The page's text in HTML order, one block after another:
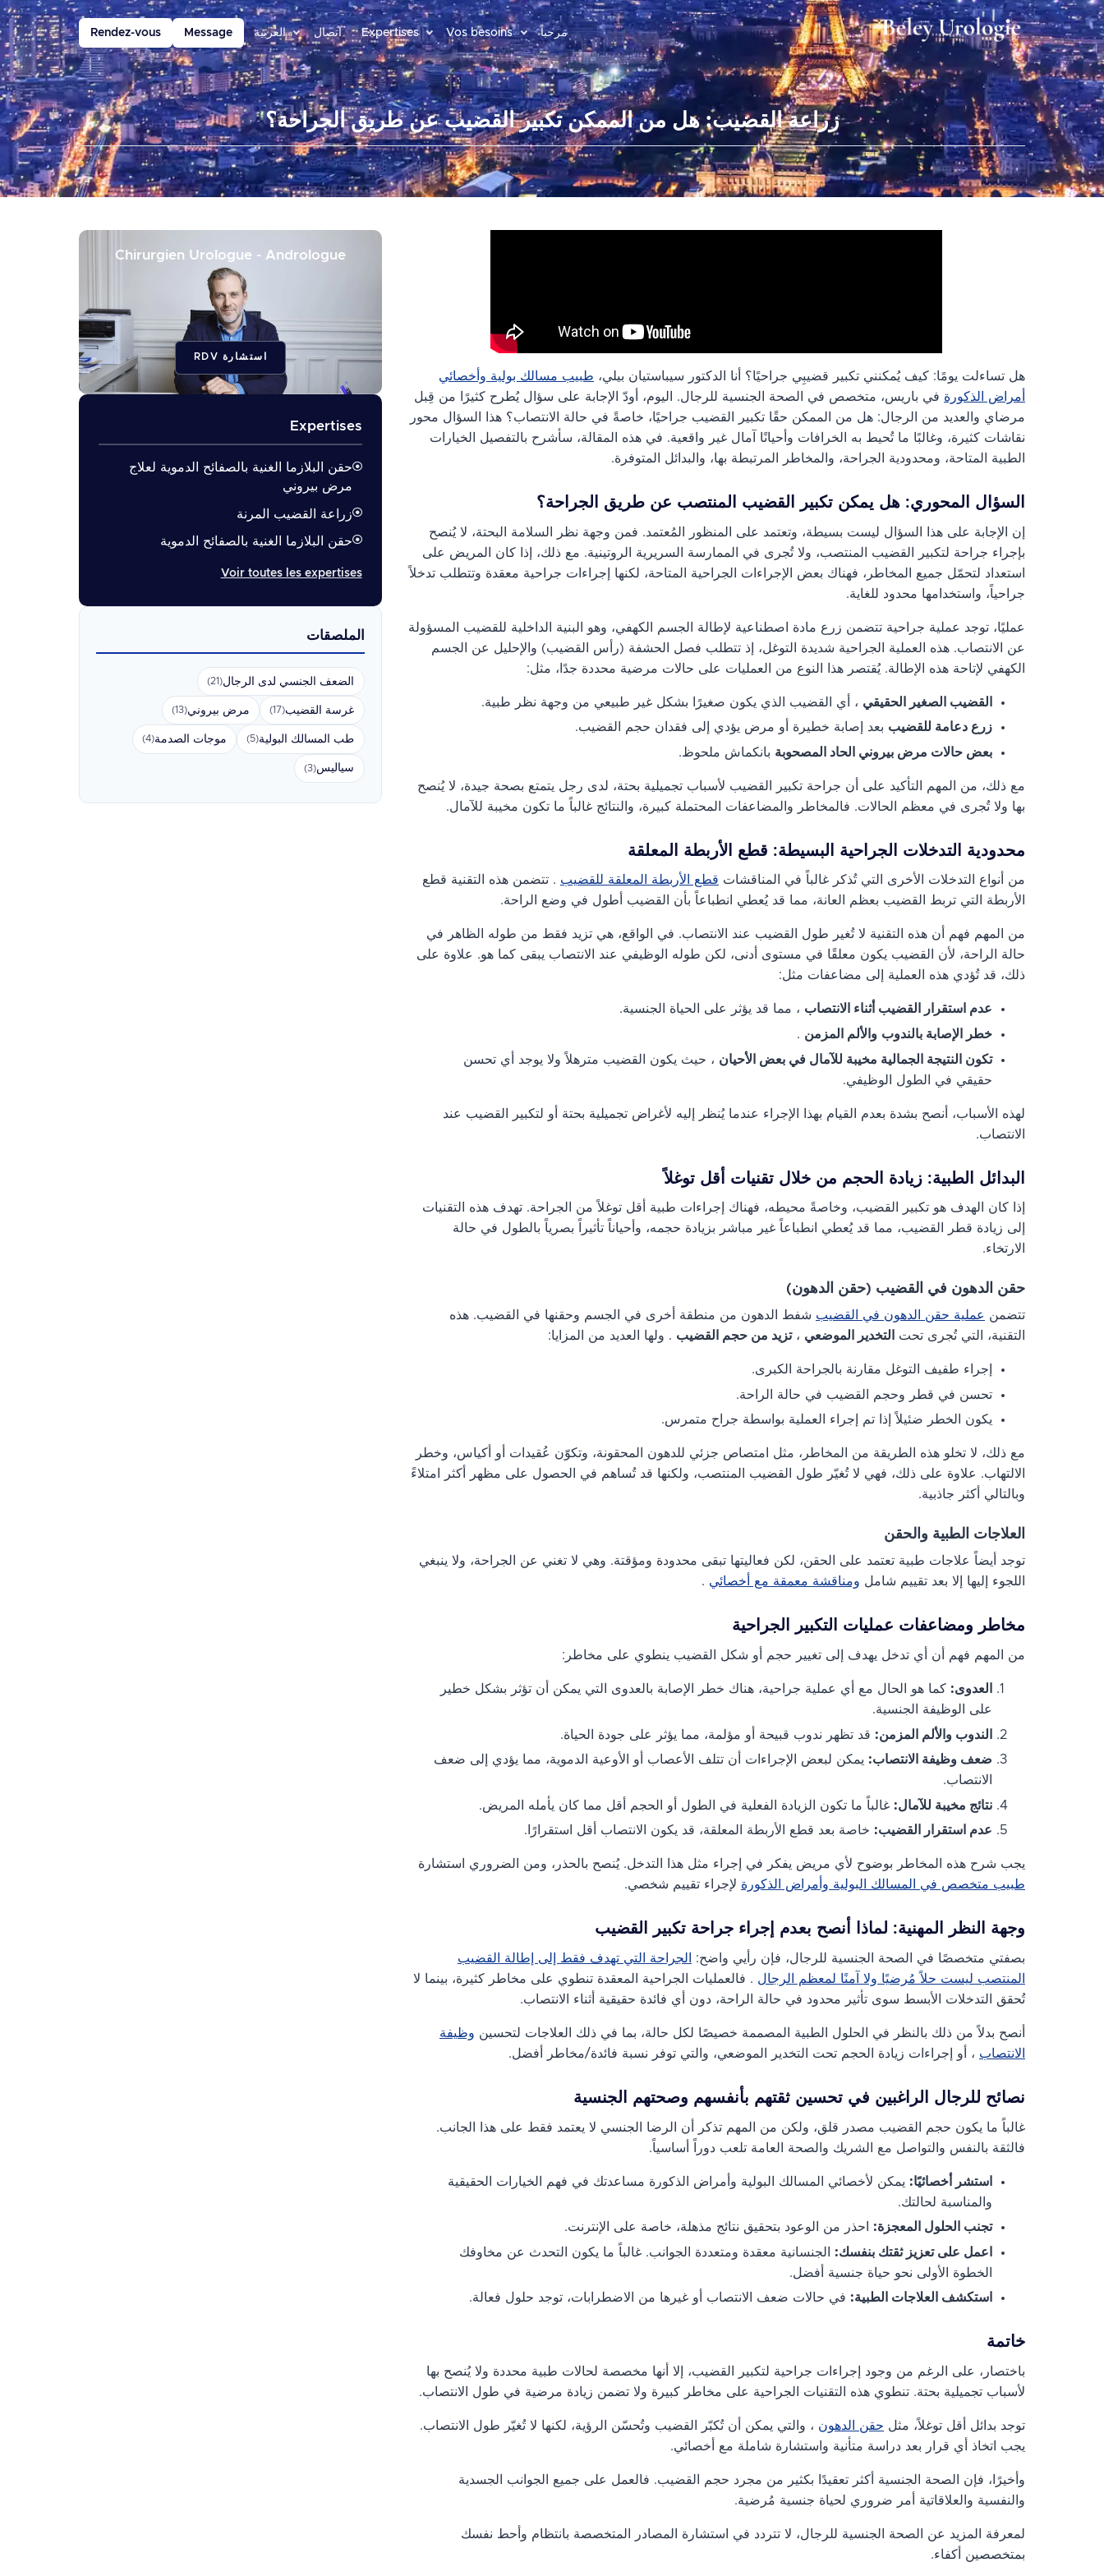
مرحباً Vos besoins
Expertises اتصال العربية Message
Rendez-vous
زراعة القضيب: هل من الممكن تكبير القضيب عن طريق الجراحة؟
هل تساءلت يومًا: كيف يُمكنني تكبير قضيبِي جراحيًا؟ أنا الدكتور سيباستيان بيلي، طبيب مسالك بولية وأخصائي
أمراض الذكورة في باريس، متخصص في الصحة الجنسية للرجال. اليوم، أودّ الإجابة على سؤال يُطرح كثيرًا من قِبل
مرضاي والعديد من الرجال: هل من الممكن حقًا تكبير القضيب جراحيًا، خاصةً في حالة الانتصاب؟ هذا السؤال محور
نقاشات كثيرة، وغالبًا ما تُحيط به الخرافات وأحيانًا آمال غير واقعية. في هذه المقالة، سأشرح بالتفصيل الخيارات
الطبية المتاحة، ومحدودية الجراحة، والمخاطر المرتبطة بها، والبدائل المتوفرة.
السؤال المحوري: هل يمكن تكبير القضيب المنتصب عن طريق الجراحة؟
إن الإجابة على هذا السؤال ليست بسيطة، وتعتمد على المنظور المُعتمد. فمن وجهة نظر السلامة البحتة، لا يُنصح
بإجراء جراحة لتكبير القضيب المنتصب، ولا تُجرى في الممارسة السريرية الروتينية. مع ذلك، إذا كان المريض على
استعداد لتحمّل جميع المخاطر، فهناك بعض الإجراءات الجراحية المتاحة، لكنها إجراءات جراحية معقدة وتتطلب تدخلاً
جراحياً، واستخدامها محدود للغاية.
عمليًا، توجد عملية جراحية تتضمن زرع مادة اصطناعية لإطالة الجسم الكهفي، وهو البنية الداخلية للقضيب المسؤولة
عن الانتصاب. هذه العملية الجراحية شديدة التوغل، إذ تتطلب فصل الحشفة (رأس القضيب) والإحليل عن الجسم
الكهفي لإتاحة هذه الإطالة. يُقتصر هذا النوع من العمليات على حالات مرضية محددة جدًا، مثل:
القضيب الصغير الحقيقي ، أي القضيب الذي يكون صغيرًا بشكل غير طبيعي من وجهة نظر طبية.
زرع دعامة للقضيب بعد إصابة خطيرة أو مرض يؤدي إلى فقدان حجم القضيب.
بعض حالات مرض بيروني الحاد المصحوبة بانكماش ملحوظ.
مع ذلك، من المهم التأكيد على أن جراحة تكبير القضيب لأسباب تجميلية بحتة، لدى رجل يتمتع بصحة جيدة، لا يُنصح
بها ولا تُجرى في معظم الحالات. فالمخاطر والمضاعفات المحتملة كبيرة، والنتائج غالباً ما تكون مخيبة للآمال.
محدودية التدخلات الجراحية البسيطة: قطع الأربطة المعلقة
من أنواع التدخلات الأخرى التي تُذكر غالباً في المناقشات قطع الأربطة المعلقة للقضيب . تتضمن هذه التقنية قطع
الأربطة التي تربط القضيب بعظم العانة، مما قد يُعطي انطباعاً بأن القضيب أطول في وضع الراحة.
من المهم فهم أن هذه التقنية لا تُغير طول القضيب عند الانتصاب. في الواقع، هي تزيد فقط من طوله الظاهر في
حالة الراحة، لأن القضيب يكون معلقًا في مستوى أدنى، لكن طوله الوظيفي عند الانتصاب يبقى كما هو. علاوة على
ذلك، قد تُؤدي هذه العملية إلى مضاعفات مثل:
عدم استقرار القضيب أثناء الانتصاب ، مما قد يؤثر على الحياة الجنسية.
خطر الإصابة بالندوب والألم المزمن .
تكون النتيجة الجمالية مخيبة للآمال في بعض الأحيان ، حيث يكون القضيب مترهلاً ولا يوجد أي تحسن
حقيقي في الطول الوظيفي.
لهذه الأسباب، أنصح بشدة بعدم القيام بهذا الإجراء عندما يُنظر إليه لأغراض تجميلية بحتة أو لتكبير القضيب عند
الانتصاب.
البدائل الطبية: زيادة الحجم من خلال تقنيات أقل توغلاً
إذا كان الهدف هو تكبير القضيب، وخاصةً محيطه، فهناك إجراءات طبية أقل توغلاً من الجراحة. تهدف هذه التقنيات
إلى زيادة قطر القضيب، مما قد يُعطي انطباعاً غير مباشر بزيادة حجمه، وأحياناً تأثيراً بصرياً بالطول في حالة
الارتخاء.
حقن الدهون في القضيب (حقن الدهون)
تتضمن عملية حقن الدهون في القضيب شفط الدهون من منطقة أخرى في الجسم وحقنها في القضيب. هذه
التقنية، التي تُجرى تحت
التخدير الموضعي ،تزيد من حجم القضيب . ولها العديد من المزايا:
إجراء طفيف التوغل مقارنة بالجراحة الكبرى.
تحسن في قطر وحجم القضيب في حالة الراحة.
يكون الخطر ضئيلاً إذا تم إجراء العملية بواسطة جراح متمرس.
مع ذلك، لا تخلو هذه الطريقة من المخاطر، مثل امتصاص جزئي للدهون المحقونة، وتكوّن عُقيدات أو أكياس، وخطر
الالتهاب. علاوة على ذلك، فهي لا تُغيّر طول القضيب المنتصب، ولكنها قد تُساهم في الحصول على مظهر أكثر امتلاءً
وبالتالي أكثر جاذبية.
العلاجات الطبية والحقن
توجد أيضاً علاجات طبية تعتمد على الحقن، لكن فعاليتها تبقى محدودة ومؤقتة. وهي لا تغني عن الجراحة، ولا ينبغي
اللجوء إليها إلا بعد تقييم شامل ومناقشة معمقة مع أخصائي .
مخاطر ومضاعفات عمليات التكبير الجراحية
من المهم فهم أن أي تدخل يهدف إلى تغيير حجم أو شكل القضيب ينطوي على مخاطر:
العدوى: كما هو الحال مع أي عملية جراحية، هناك خطر الإصابة بالعدوى التي يمكن أن تؤثر بشكل خطير
على الوظيفة الجنسية.
الندوب والألم المزمن: قد تظهر ندوب قبيحة أو مؤلمة، مما يؤثر على جودة الحياة.
ضعف وظيفة الانتصاب: يمكن لبعض الإجراءات أن تتلف الأعصاب أو الأوعية الدموية، مما يؤدي إلى ضعف
الانتصاب.
نتائج مخيبة للآمال: غالباً ما تكون الزيادة الفعلية في الطول أو الحجم أقل مما كان يأمله المريض.
عدم استقرار القضيب: خاصة بعد قطع الأربطة المعلقة، قد يكون الانتصاب أقل استقرارًا.
يجب شرح هذه المخاطر بوضوح لأي مريض يفكر في إجراء مثل هذا التدخل. يُنصح بالحذر، ومن الضروري استشارة
طبيب متخصص في المسالك البولية وأمراض الذكورة لإجراء تقييم شخصي.
وجهة النظر المهنية: لماذا أنصح بعدم إجراء جراحة تكبير القضيب
بصفتي متخصصًا في الصحة الجنسية للرجال، فإن رأيي واضح:
الجراحة التي تهدف فقط إلى إطالة القضيب
المنتصب ليست حلاً مُرضيًا ولا آمنًا لمعظم الرجال . فالعمليات الجراحية المعقدة تنطوي على مخاطر كثيرة، بينما لا
تُحقق التدخلات الأبسط سوى تأثير محدود في حالة الراحة، دون أي فائدة حقيقية أثناء الانتصاب.
أنصح بدلاً من ذلك بالنظر في الحلول الطبية المصممة خصيصًا لكل حالة، بما في ذلك العلاجات لتحسين وظيفة
الانتصاب ، أو إجراءات زيادة الحجم تحت التخدير الموضعي، والتي توفر نسبة فائدة/مخاطر أفضل.
نصائح للرجال الراغبين في تحسين ثقتهم بأنفسهم وصحتهم الجنسية
غالباً ما يكون حجم القضيب مصدر قلق، ولكن من المهم تذكر أن الرضا الجنسي لا يعتمد فقط على هذا الجانب.
فالثقة بالنفس والتواصل مع الشريك والصحة العامة تلعب دوراً أساسياً.
استشر أخصائيًا: يمكن لأخصائي المسالك البولية وأمراض الذكورة مساعدتك في فهم الخيارات الحقيقية
والمناسبة لحالتك.
تجنب الحلول المعجزة: احذر من الوعود بتحقيق نتائج مذهلة، خاصة على الإنترنت.
اعمل على تعزيز ثقتك بنفسك: الجنسانية معقدة ومتعددة الجوانب. غالباً ما يكون التحدث عن مخاوفك
الخطوة الأولى نحو حياة جنسية أفضل.
استكشف العلاجات الطبية: في حالات ضعف الانتصاب أو غيرها من الاضطرابات، توجد حلول فعالة.
خاتمة
باختصار، على الرغم من وجود إجراءات جراحية لتكبير القضيب، إلا أنها مخصصة لحالات طبية محددة ولا يُنصح بها
لأسباب تجميلية بحتة. تنطوي هذه التقنيات الجراحية على مخاطر كبيرة ولا تضمن زيادة مرضية في طول الانتصاب.
توجد بدائل أقل توغلاً، مثل حقن الدهون ، والتي يمكن أن تُكبّر القضيب وتُحسّن الرؤية، لكنها لا تُغيّر طول الانتصاب.
يجب اتخاذ أي قرار بعد دراسة متأنية واستشارة شاملة مع أخصائي.
وأخيرًا، فإن الصحة الجنسية أكثر تعقيدًا بكثير من مجرد حجم القضيب. فالعمل على جميع الجوانب الجسدية
والنفسية والعلاقاتية أمر ضروري لحياة جنسية مُرضية.
لمعرفة المزيد عن الصحة الجنسية للرجال، لا تتردد في استشارة المصادر المتخصصة بانتظام وأحط نفسك
بمتخصصين أكفاء.
Chirurgien Urologue - Andrologue
استشارة RDV
Expertises
حقن البلازما الغنية بالصفائح الدموية لعلاج
مرض بيروني
زراعة القضيب المرنة
حقن البلازما الغنية بالصفائح الدموية
Voir toutes les expertises
الملصقات
الضعف الجنسي لدى الرجال(21)
غرسة القضيب(17) مرض بيروني(13)
طب المسالك البولية(5) موجات الصدمة(4)
سياليس(3)